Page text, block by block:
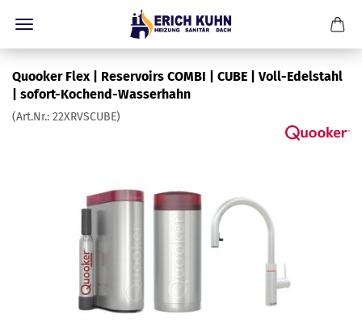
Quooker Flex | Reservoirs COMBI | CUBE | Voll-Edelstahl
| sofort-Kochend-Wasserhahn
(Art.Nr.: 22XRVSCUBE)